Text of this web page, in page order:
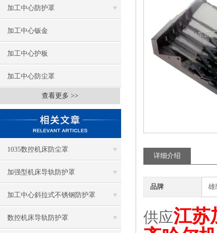
加工中心防护罩
加工中心钣金
加工中心护板
加工中心防尘罩
查看更多 >>
1035数控机床防尘罩
加强型机床导轨防护罩
加工中心斜拉式不锈钢防护罩
数控机床导轨防护罩
详细介绍
品牌 雄
供应江苏